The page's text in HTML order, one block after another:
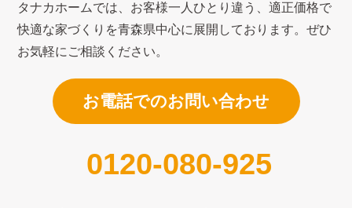
タナカホームでは、お客様一人ひとり違う、適正価格で
快適な家づくり を青森県中心に展開しております。ぜひ
お気軽にご相談ください。
お電話でのお問い合わせ
0120-080-925